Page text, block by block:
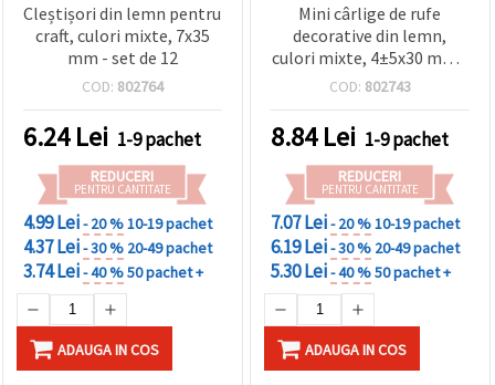
Cleștișori din lemn pentru
craft, culori mixte, 7x35
mm - set de 12
COD: 802764
6.24Lei 1-9 pachet
REDUCERI
PENTRU CANTITATE
4.99 Lei- 20 %10-19 pachet
4.37 Lei- 30 % 20-49 pachet
3.74 Lei- 40 %50 pachet +
ADAUGA IN COS
Mini cârlige de rufe
decorative din lemn,
culori mixte, 4±5x30 mm -
50 bucăți
COD: 802743
8.84Lei 1-9 pachet
REDUCERI
PENTRU CANTITATE
7.07 Lei- 20 %10-19 pachet
6.19 Lei- 30 % 20-49 pachet
5.30 Lei- 40 %50 pachet +
ADAUGA IN COS